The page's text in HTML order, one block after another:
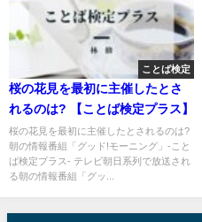
ことば検定
桜の花見を最初に主催したとさ
れるのは? 【ことば検定プラス】
桜の花見を最初に主催したとされるのは?
朝の情報番組「グッド!モーニング」-こと
ば検定プラス- テレビ朝日系列で放送され
る朝の情報番組「グッ...